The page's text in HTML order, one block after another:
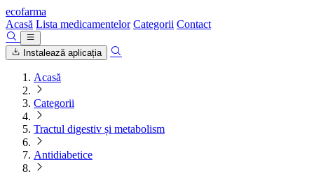
ecofarma
Acasă Lista medicamentelor Categorii Contact
Instalează aplicația
Acasă
Categorii
Tractul digestiv și metabolism
Antidiabetice